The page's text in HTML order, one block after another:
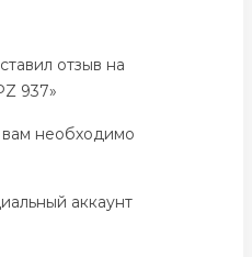
отзыв на
937»
вам необходимо
аккаунт